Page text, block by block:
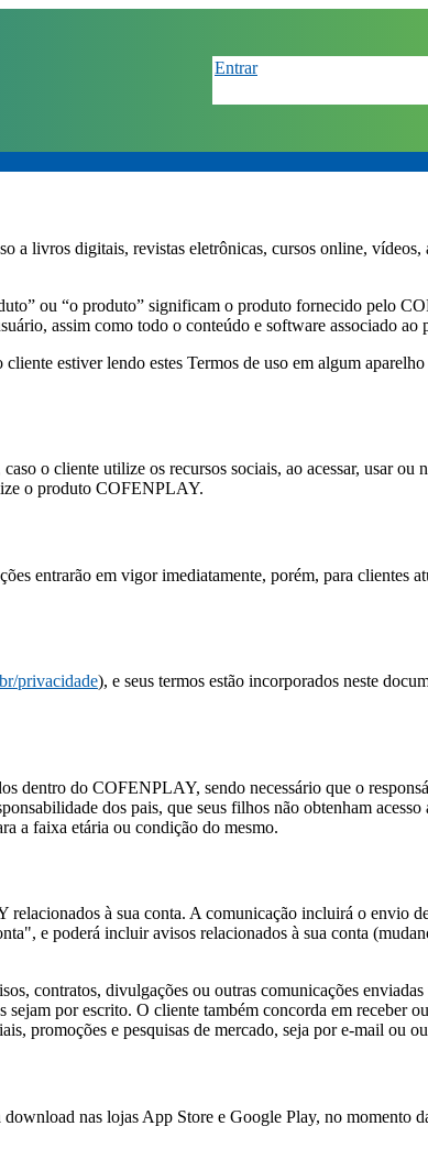
Entrar
livros digitais, revistas eletrônicas, cursos online, vídeos,
ou “o produto” significam o produto fornecido pelo
assim como todo o conteúdo e software associado ao
estiver lendo estes Termos de uso em algum
caso o cliente utilize os recursos sociais, ao acessar, usar
o produto COFENPLAY.
entrarão em vigor imediatamente, porém, para clientes
privacidade), e seus termos estão incorporados neste
dentro do COFENPLAY, sendo necessário que o
dos pais, que seus filhos não obtenham
a faixa etária ou condição do mesmo.
à sua conta. A comunicação incluirá o envio
e poderá incluir avisos relacionados à sua conta
contratos, divulgações ou outras comunicações
por escrito. O cliente também concorda em receber
e pesquisas de mercado, seja por e-mail ou
nas lojas App Store e Google Play, no momento